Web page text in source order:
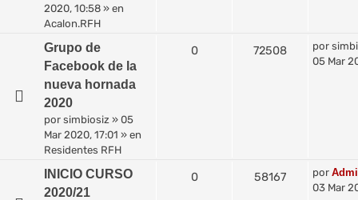
2020, 10:58 » en
Acalon.RFH
Grupo de
Facebook de la
nueva hornada
2020
por simbiosiz » 05
Mar 2020, 17:01 » en
Residentes RFH
0 72508 por
05 Mar
INICIO CURSO
2020/21
0 58167 por
03 Mar